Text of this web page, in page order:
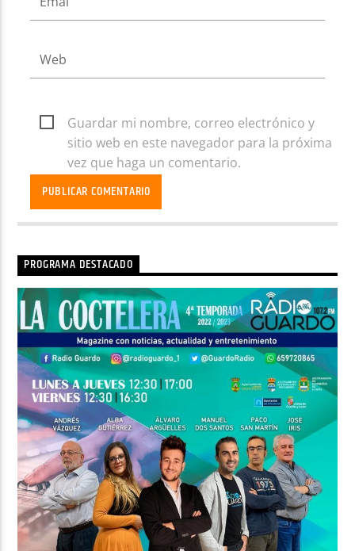
Guardar mi nombre, correo electrónico y
sitio web en este navegador para la próxima
vez que haga un comentario.
PROGRAMA DESTACADO